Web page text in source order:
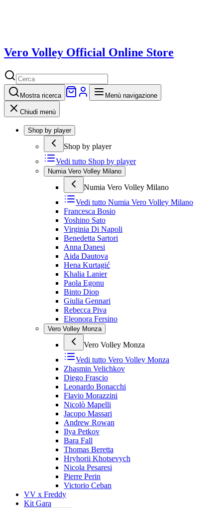
Vero Volley Official Online Store
Mostra ricerca Menù navigazione
Chiudi menù
Shop by player
Shop by player
Vedi tutto Shop by player
Numia Vero Volley Milano
Numia Vero Volley Milano
Vedi tutto Numia Vero Volley Milano
Francesca Bosio
Yoshino Sato
Virginia Di Napoli
Benedetta Sartori
Anna Danesi
Aida Dautova
Hena Kurtagić
Khalia Lanier
Paola Egonu
Binto Diop
Giulia Gennari
Rebecca Piva
Eleonora Fersino
Vero Volley Monza
Vero Volley Monza
Vedi tutto Vero Volley Monza
Zhasmin Velichkov
Diego Frascio
Leonardo Bonacchi
Flavio Morazzini
Nicolò Mapelli
Jacopo Massari
Andrew Rowan
Ilya Petkov
Bara Fall
Thomas Beretta
Hryhorii Khotsevych
Nicola Pesaresi
Pierre Perin
Victorio Ceban
VV x Freddy
Kit Gara